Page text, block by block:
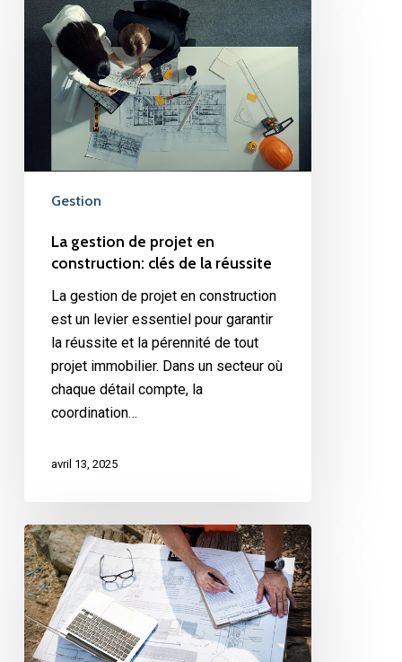
gestion
de
projet
construction:
la
réussiteGestion
La gestion de projet en
construction: clés de la réussite
La gestion de projet en construction
est un levier essentiel pour garantir
la réussite et la pérennité de tout
projet immobilier. Dans un secteur où
chaque détail compte, la
coordination…
avril 13, 2025
Étude
géotechnique:
fondations
solides
pour
des